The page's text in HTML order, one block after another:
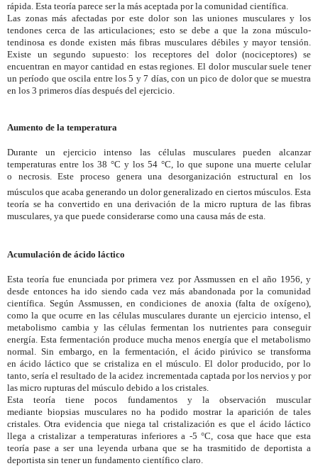
rápida. Esta teoría parece ser la más aceptada por la comunidad científica.
Las zonas más afectadas por este dolor son las uniones musculares y los
tendones cerca de las articulaciones; esto se debe a que la zona músculo-
tendinosa es donde existen más fibras musculares débiles y mayor tensión.
Existe un segundo supuesto: los receptores del dolor (nociceptores) se
encuentran en mayor cantidad en estas regiones. El dolor muscular suele tener
un período que oscila entre los 5 y 7 días, con un pico de dolor que se muestra
en los 3 primeros días después del ejercicio.
Aumento de la temperatura
Durante un ejercicio intenso las células musculares pueden alcanzar
temperaturas entre los 38 °C y los 54 °C, lo que supone una muerte celular
o
necrosis. Este proceso genera una desorganización estructural en los
músculos que acaba generando un dolor generalizado en ciertos músculos. Esta
teoría se ha convertido en una derivación de la micro ruptura de las fibras
musculares, ya que puede considerarse como una causa más de esta.
Acumulación de ácido láctico
Esta teoría fue enunciada por primera vez por Assmussen en el año 1956,
y
desde entonces ha ido siendo cada vez más abandonada por la comunidad
científica. Según Assmussen, en condiciones de anoxia (falta de oxígeno),
como la que ocurre en las células musculares durante un ejercicio intenso, el
metabolismo cambia y las células fermentan los nutrientes para conseguir
energía. Esta fermentación produce mucha menos energía que el metabolismo
normal. Sin embargo, en la fermentación, el ácido pirúvico se transforma
en ácido láctico que se cristaliza en el músculo. El dolor producido, por lo
tanto, sería el resultado de la acidez incrementada captada por los nervios y por
las micro rupturas del músculo debido a los cristales.
Esta teoría tiene pocos fundamentos y la observación muscular
mediante biopsias musculares no ha podido mostrar la aparición de tales
cristales. Otra evidencia que niega tal cristalización es que el ácido láctico
llega a cristalizar a temperaturas inferiores a -5 °C, cosa que hace que esta
teoría pase a ser una leyenda urbana que se ha trasmitido de deportista a
deportista sin tener un fundamento científico claro.